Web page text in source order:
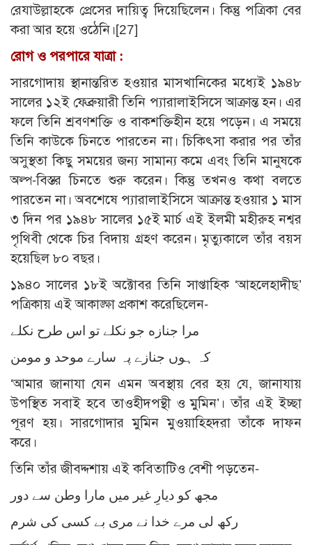
রেযাউল্লাহকে প্রেসের দায়িত্ব দিয়েছিলেন। কিন্তু পত্রিকা বের
করা আর হয়ে ওঠেনি।[27]
রোগ ও পরপারে যাত্রা :
সারগোদায় স্থানান্তরিত হওয়ার মাসখানিকের মধ্যেই ১৯৪৮
সালের ১২ই ফেব্রুয়ারী তিনি প্যারালাইসিসে আক্রান্ত হন। এর
ফলে তিনি শ্রবণশক্তি ও বাকশক্তিহীন হয়ে পড়েন। এ সময়ে
তিনি কাউকে চিনতে পারতেন না। চিকিৎসা করার পর তাঁর
অসুস্থতা কিছু সময়ের জন্য সামান্য কমে এবং তিনি মানুষকে
অল্প-বিস্তর চিনতে শুরু করেন। কিন্তু তখনও কথা বলতে
পারতেন না। অবশেষে প্যারালাইসিসে আক্রান্ত হওয়ার ১ মাস
৩ দিন পর ১৯৪৮ সালের ১৫ই মার্চ এই ইলমী মহীরুহ নশ্বর
পৃথিবী থেকে চির বিদায় গ্রহণ করেন। মৃত্যুকালে তাঁর বয়স
হয়েছিল ৮০ বছর।
১৯৪০ সালের ১৮ই অক্টোবর তিনি সাপ্তাহিক ‘আহলেহাদীছ’
পত্রিকায় এই আকাঙ্ক্ষা প্রকাশ করেছিলেন-
مرا جنازه جو نكلے تو اس طرح نكلے
كہ ہوں جنازے پہ سارے موحد و مومن
‘আমার জানাযা যেন এমন অবস্থায় বের হয় যে, জানাযায়
উপস্থিত সবাই হবে তাওহীদপন্থী ও মুমিন’। তাঁর এই ইচ্ছা
পূরণ হয়। সারগোদার মুমিন মুওয়াহ্হিদরা তাঁকে দাফন
করে।
তিনি তাঁর জীবদ্দশায় এই কবিতাটিও বেশী পড়তেন-
مجھ كو ديارِ غير ميں مارا وطن سے دور
ركھ لى مرے خدا نے مرى بے كسى كى شرم